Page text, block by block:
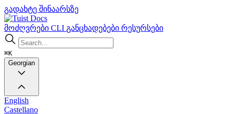
გადახტე შინაარსზე
Docs
მოძღვრები CLI განცხადებები რესურსები
⌘K
Georgian
English
Castellano